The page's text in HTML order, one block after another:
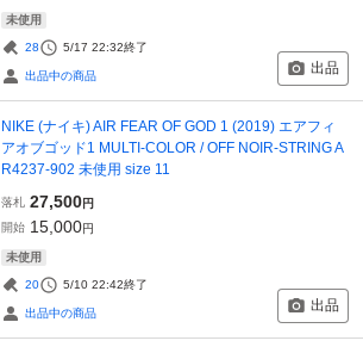
未使用
28 5/17 22:32終了
出品中の商品 出品
NIKE (ナイキ) AIR FEAR OF GOD 1 (2019) エアフィ
アオブゴッド1 MULTI-COLOR / OFF NOIR-STRING A
R4237-902 未使用 size 11
落札 27,500円
開始 15,000円
未使用
20 5/10 22:42終了
出品中の商品 出品